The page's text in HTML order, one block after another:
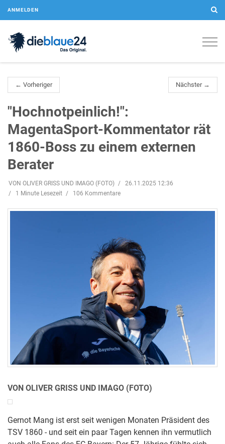
ANMELDEN
← Vorheriger Nächster →
"Hochnotpeinlich!":
MagentaSport-Kommentator rät
1860-Boss zu einem externen
Berater
VON OLIVER GRISS UND IMAGO (FOTO)
26.11.2025 12:36
1 Minute Lesezeit
106 Kommentare
VON OLIVER GRISS UND IMAGO (FOTO)
Gernot Mang ist erst seit wenigen Monaten Präsident des
TSV 1860 - und seit ein paar Tagen kennen ihn vermutlich